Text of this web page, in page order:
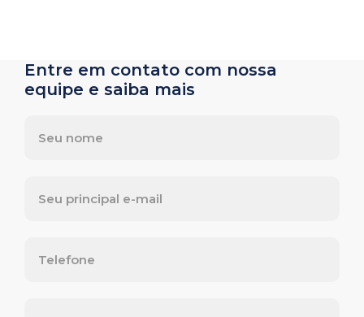
Entre em contato com nossa
equipe e saiba mais